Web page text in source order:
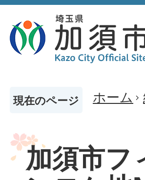
現在のページ ホーム
加須市フ